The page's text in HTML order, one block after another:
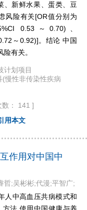
、新鲜水果、蛋类、豆
风险有关[OR值分别为
0.53～0.70)、
～0.92)]。结论 中国
有关。
计划项目
慢性非传染性疾病
数： 141 ]
用本文
作用对中国中
哲;吴彬彬;代漫;平智广;
人中高血压共病模式和